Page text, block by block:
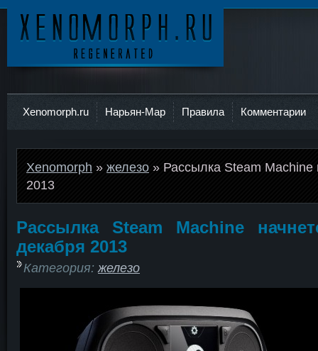
Xenomorph.ru Нарьян-Мар Правила Комментарии
Xenomorph » железо » Рассылка Steam Machine
2013
Рассылка Steam Machine
декабря 2013
Категория: железо